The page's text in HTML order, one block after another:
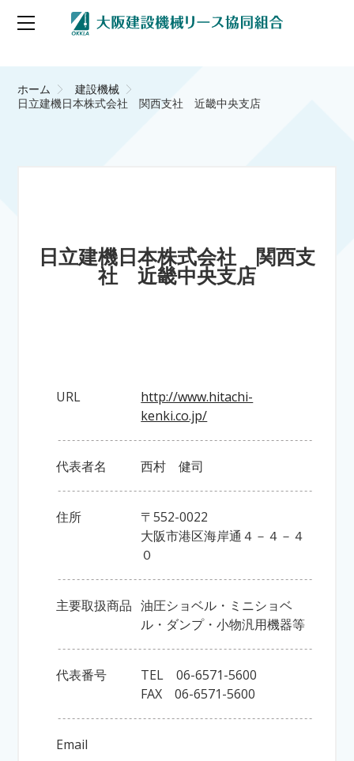
ホーム
建設機械
日立建機日本株式会社 関西支社 近畿中央支店
日立建機日本株式会社 関西支
社 近畿中央支店
URL
http://www.hitachi-
kenki.co.jp/
代表者名 西村 健司
住所
〒552-0022
大阪市港区海岸通４－４－４
０
主要取扱商品 油圧ショベル・ミニショベ
ル・ダンプ・小物汎用機器等
代表番号
TEL 06-6571-5600
FAX 06-6571-5600
Email